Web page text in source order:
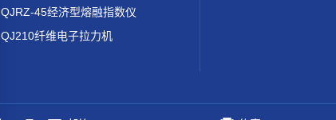
QJRZ-45经济型熔融指数仪
QJ210纤维电子拉力机